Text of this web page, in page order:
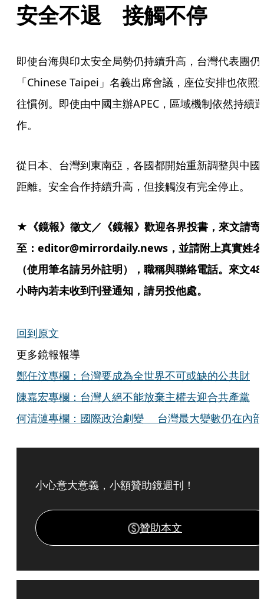
安全不退 接觸不停
即使台海與印太安全局勢仍持續升高，台灣代表團仍
「Chinese Taipei」名義出席會議，座位安排也依照
往慣例。即使由中國主辦APEC，區域機制依然持續
作。
從日本、台灣到東南亞，各國都開始重新調整與中國
距離。安全合作持續升高，但接觸沒有完全停止。
★《鏡報》徵文／《鏡報》歡迎各界投書，來文請寄
至：editor@mirrordaily.news，並請附上真實姓名
（使用筆名請另外註明），職稱與聯絡電話。來文48
小時內若未收到刊登通知，請另投他處。
回到原文
更多鏡報報導
鄭任汶專欄：台灣要成為全世界不可或缺的公共財
陳嘉宏專欄：台灣人絕不能放棄主權去迎合共產黨
何清漣專欄：國際政治劇變 台灣最大變數仍在內部
小心意大意義，小額贊助鏡週刊！
贊助本文